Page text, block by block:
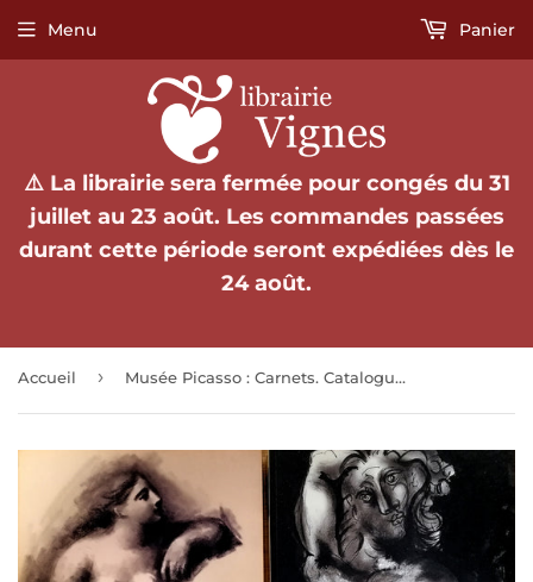
⚠️ La librairie sera fermée pour congés du 31
juillet au 23 août. Les commandes passées
durant cette période seront expédiées dès le
24 août.
Menu Panier
Accueil › Musée Picasso : Carnets. Catalogue des dessins, vol. 1 et 2.